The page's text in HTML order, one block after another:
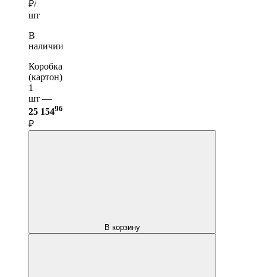
₽/
шт
В
наличии
Коробка
(картон)
1
шт —
25 15496
₽
В корзину